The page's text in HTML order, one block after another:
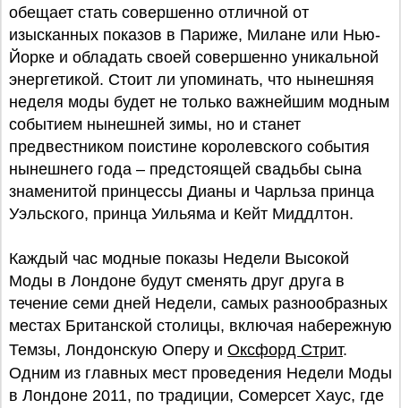
обещает стать совершенно отличной от
изысканных показов в Париже, Милане или Нью-
Йорке и обладать своей совершенно уникальной
энергетикой. Стоит ли упоминать, что нынешняя
неделя моды будет не только важнейшим модным
событием нынешней зимы, но и станет
предвестником поистине королевского события
нынешнего года – предстоящей свадьбы сына
знаменитой принцессы Дианы и Чарльза принца
Уэльского, принца Уильяма и Кейт Миддлтон.
Каждый час модные показы Недели Высокой
Моды в Лондоне будут сменять друг друга в
течение семи дней Недели, самых разнообразных
местах Британской столицы, включая набережную
Темзы, Лондонскую Оперу и Оксфорд Стрит.
Одним из главных мест проведения Недели Моды
в Лондоне 2011, по традиции, Сомерсет Хаус, где